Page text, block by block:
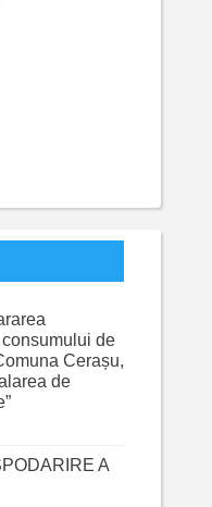
de
Cerașu,
de
A